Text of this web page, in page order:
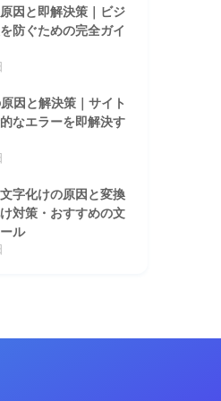
因と即解決策｜ビジ
防ぐための完全ガイ
因と解決策｜サイト
なエラーを即解決す
文字化けの原因と変換
対策・おすすめの文
ル